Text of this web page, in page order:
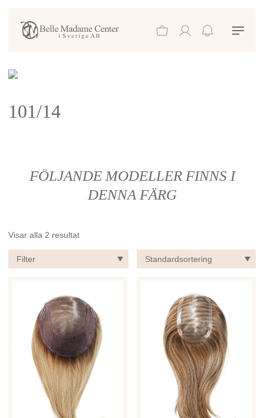
101/14
FÖLJANDE MODELLER FINNS I
DENNA FÄRG
Visar alla 2 resultat
Filter